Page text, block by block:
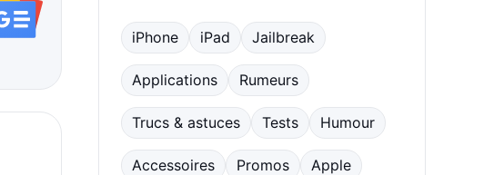
iPhone iPad Jailbreak
Applications Rumeurs
Trucs & astuces Tests Humour
Accessoires Promos Apple